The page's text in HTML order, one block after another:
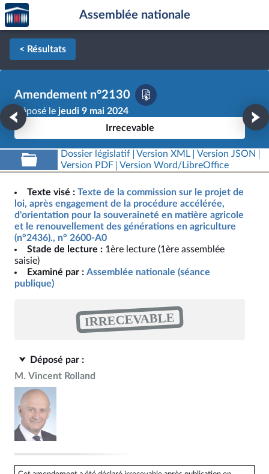
Aller au contenu
Aller en bas de la page
Accèder
à la
page
d'accueil
Assemblée nationale
< Résultats
Amendement n°2130
Déposé le jeudi 9 mai 2024
Irrecevable
Dossier législatif Version XML
Version JSON
Version PDF
Version Word/LibreOffice
Texte visé : Texte de la commission sur le projet de
loi, après engagement de la procédure accélérée,
d'orientation pour la souveraineté en matière agricole
et le renouvellement des générations en agriculture
(n°2436)., n° 2600-A0
Stade de lecture : 1ère lecture (1ère assemblée
saisie)
Examiné par : Assemblée nationale (séance
publique)
IRRECEVABLE
Déposé par :
M. Vincent Rolland